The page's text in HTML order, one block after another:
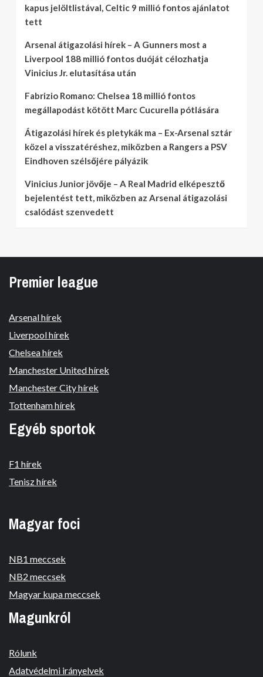
kapus jelöltlistával, Celtic 9 millió fontos ajánlatot
tett
Arsenal átigazolási hírek – A Gunners most a
Liverpool 188 millió fontos duóját célozhatja
Vinicius Jr. elutasítása után
Fabrizio Romano: Chelsea 18 millió fontos
megállapodást kötött Marc Cucurella pótlására
Átigazolási hírek és pletykák ma – Ex-Arsenal sztár
közel a visszatéréshez, miközben a Rangers a PSV
Eindhoven szélsőjére pályázik
Vinicius Junior jövője – A Real Madrid elképesztő
bejelentést tett, miközben az Arsenal átigazolási
csalódást szenvedett
Premier league
Arsenal hírek
Liverpool hírek
Chelsea hírek
Manchester United hírek
Manchester City hírek
Tottenham hírek
Egyéb sportok
F1 hírek
Tenisz hírek
Magyar foci
NB1 meccsek
NB2 meccsek
Magyar kupa meccsek
Magunkról
Rólunk
Adatvédelmi irányelvek